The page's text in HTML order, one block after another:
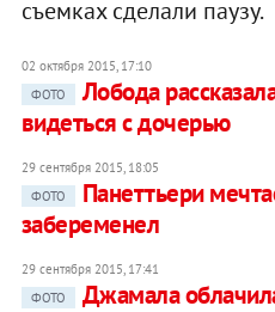
съемках сделали паузу.
02 октября 2015, 17:10
ФОТО
Лобода
видеться с дочерью
29 сентября 2015, 18:05
ФОТО
Панеттьери
забеременел
29 сентября 2015, 17:41
ФОТО
Джамала